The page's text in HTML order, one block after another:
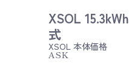
XSOL
式
XSOL 本体価格
ASK